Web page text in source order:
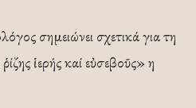
σημειώνει σχετικά για τη
ἱερής καί εὐσεβοῦς» η